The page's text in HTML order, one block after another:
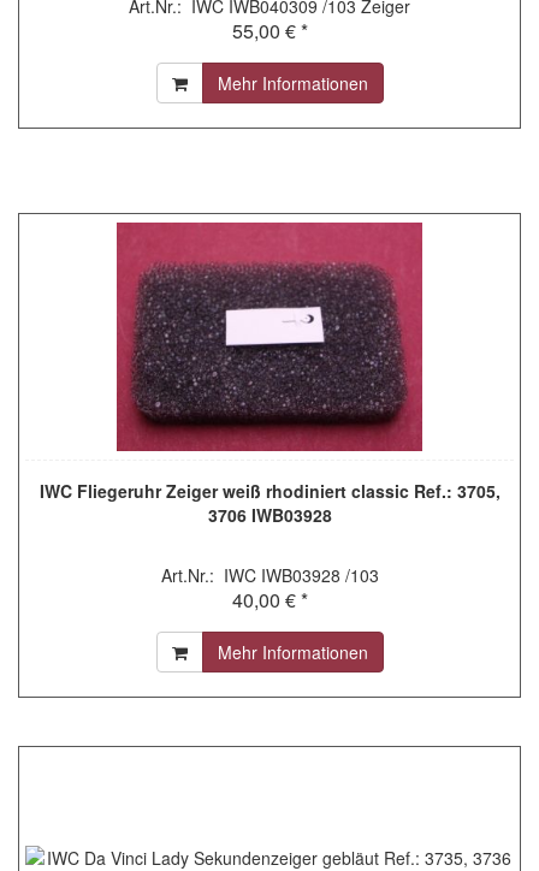
Art.Nr.: IWC IWB040309 /103 Zeiger
55,00 € *
Mehr Informationen
IWC Fliegeruhr Zeiger weiß rhodiniert classic Ref.: 3705,
3706 IWB03928
Art.Nr.: IWC IWB03928 /103
40,00 € *
Mehr Informationen